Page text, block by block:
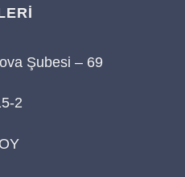
Şubesi – 69
2